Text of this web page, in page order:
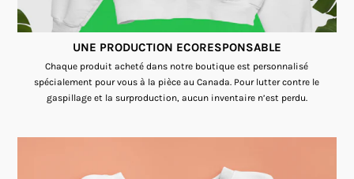
UNE PRODUCTION ECORESPONSABLE
Chaque produit acheté dans notre boutique est personnalisé
spécialement pour vous à la pièce au Canada. Pour lutter contre le
gaspillage et la surproduction, aucun inventaire n’est perdu.